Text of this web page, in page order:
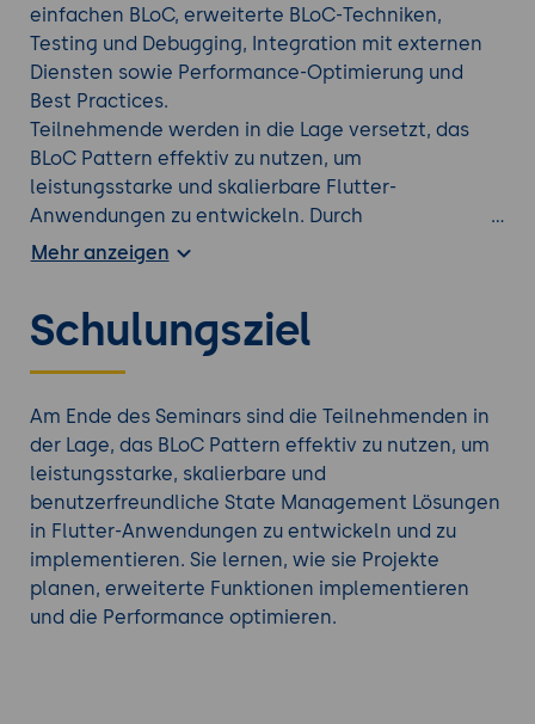
einfachen BLoC, erweiterte BLoC-Techniken,
Testing und Debugging, Integration mit externen
Diensten sowie Performance-Optimierung und
Best Practices.
Teilnehmende werden in die Lage versetzt, das
BLoC Pattern effektiv zu nutzen, um
leistungsstarke und skalierbare Flutter-
Anwendungen zu entwickeln. Durch
praxisorientierte Übungen und detaillierte
implementieren, die zur Verbesserung der Effizienz
und Qualität ihrer Flutter-Projekte beitragen.
skalierbare Methode zur Trennung von
Geschäftslogik und UI in Flutter-Anwendungen. Es
fördert einen unidirektionalen Datenfluss und die
Verwendung von Streams, was zu einer klaren und
wartbaren Codebasis führt. Im Vergleich zu
anderen State Management Patterns bietet BLoC
spezifische Vorteile in Bezug auf Typisierung,
Struktur und Integration in Flutter.
Mehr anzeigen
Schulungsziel
Am Ende des Seminars sind die Teilnehmenden in
der Lage, das BLoC Pattern effektiv zu nutzen, um
leistungsstarke, skalierbare und
benutzerfreundliche State Management Lösungen
in Flutter-Anwendungen zu entwickeln und zu
implementieren. Sie lernen, wie sie Projekte
planen, erweiterte Funktionen implementieren
und die Performance optimieren.